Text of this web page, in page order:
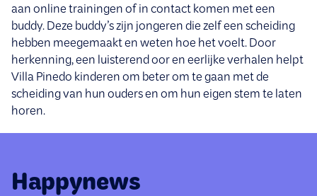
aan online trainingen of in contact komen met een
buddy. Deze buddy’s zijn jongeren die zelf een scheiding
hebben meegemaakt en weten hoe het voelt. Door
herkenning, een luisterend oor en eerlijke verhalen helpt
Villa Pinedo kinderen om beter om te gaan met de
scheiding van hun ouders en om hun eigen stem te laten
horen.
Happynews